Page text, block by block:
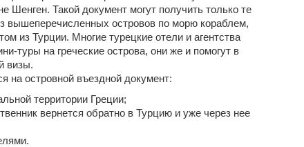
Шенген. Такой документ могут получить только те
вышеперечисленных островов по морю кораблем,
из Турции. Многие турецкие отели и агентства
туры на греческие острова, они же и помогут в
визы.
на островной въездной документ:
территории Греции;
вернется обратно в Турцию и уже через нее